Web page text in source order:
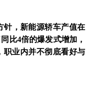
，新能源轿车产值在
比4倍的爆发式增加，
职业内并不彻底看好与